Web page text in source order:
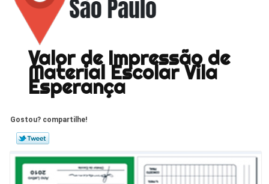
Valor de Impressão de
Material Escolar Vila
Esperança
Gostou? compartilhe!